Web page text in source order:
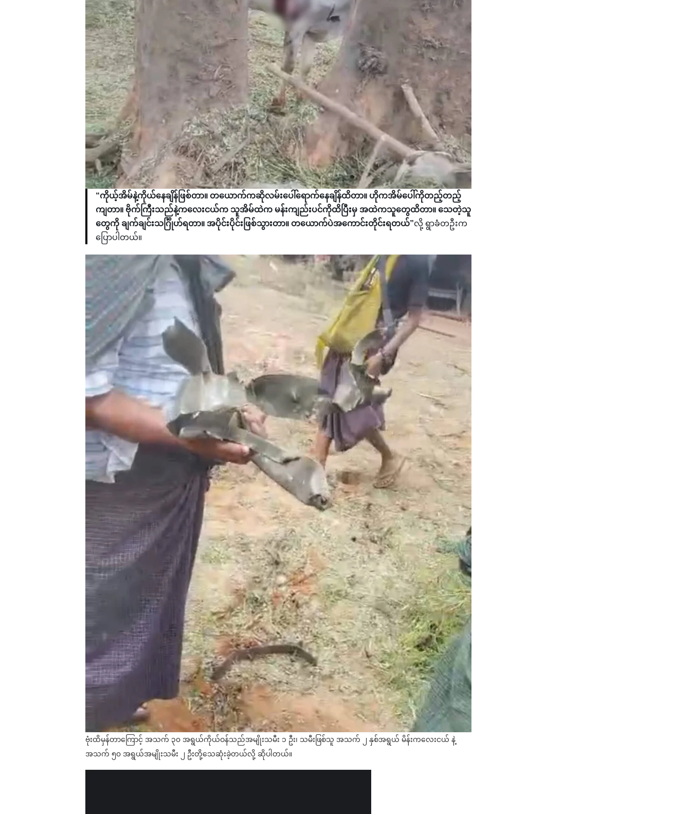
“ကိုယ့်အိမ်နဲ့ကိုယ်နေချိန်ဖြစ်တာ။ တယောက်ကဆိုလမ်းပေါ်ရောက်နေချိန်ထိတာ။ ဟိုကအိမ်ပေါ်ကိုတည့်တည့်
ကျတာ။ ဗိုက်ကြီးသည်နဲ့ကလေးငယ်က သူအိမ်ထဲက မန်းကျည်းပင်ကိုထိပြီးမှ အထဲကသူတွေထိတာ။ သေတဲ့သူ
တွေကို ချက်ချင်းသင်္ဂြိုဟ်ရတာ။ အပိုင်းပိုင်းဖြစ်သွားတာ။ တယောက်ပဲအကောင်းတိုင်းရတယ်”လို့ ရွာခံတဦးက
ပြောပါတယ်။
ဗုံးထိမှန်တာကြောင့် အသက် ၃၀ အရွယ်ကိုယ်ဝန်သည်အမျိုးသမီး ၁ ဦး၊ သမီးဖြစ်သူ အသက် ၂ နှစ်အရွယ် မိန်းကလေးငယ် နဲ့
အသက် ၅၀ အရွယ်အမျိုးသမီး ၂ ဦးတို့သေဆုံးခဲ့တယ်လို့ ဆိုပါတယ်။